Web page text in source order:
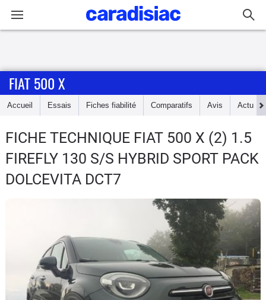
Accueil
Essais
Guide
d'achat
Utilitaires
Flottes
Auto
FIAT 500 X
Accueil Essais Fiches fiabilité Comparatifs Avis Actu
FICHE TECHNIQUE FIAT 500 X (2) 1.5
FIREFLY 130 S/S HYBRID SPORT PACK
DOLCEVITA DCT7